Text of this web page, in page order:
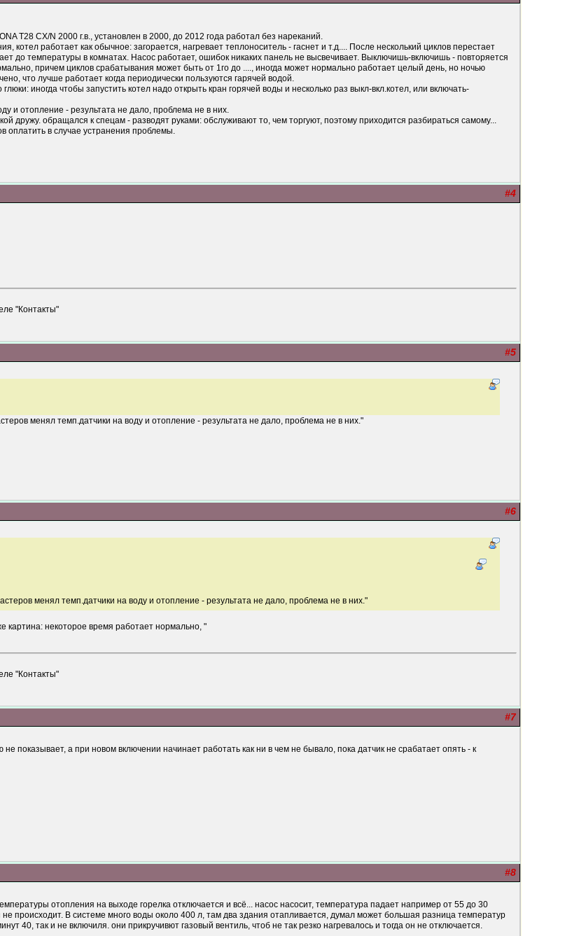
T28 CX/N 2000 г.в., установлен в 2000, до 2012 года работал без нареканий.
котел работает как обычное: загорается, нагревает теплоноситель - гаснет и т.д.... После несколький циклов перестает
до температуры в комнатах. Насос работает, ошибок никаких панель не высвечивает. Выключишь-включишь - повторяется
причем циклов срабатывания может быть от 1го до ...., иногда может нормально работает целый день, но ночью
что лучше работает когда периодически пользуются гарячей водой.
иногда чтобы запустить котел надо открыть кран горячей воды и несколько раз выкл-вкл.котел, или включать-
и отопление - результата не дало, проблема не в них.
дружу. обращался к спецам - разводят руками: обслуживают то, чем торгуют, поэтому приходится разбираться самому...
оплатить в случае устранения проблемы.
#4
"Контакты"
#5
менял темп.датчики на воду и отопление - результата не дало, проблема не в них."
#6
менял темп.датчики на воду и отопление - результата не дало, проблема не в них."
картина: некоторое время работает нормально, "
"Контакты"
#7
показывает, а при новом включении начинает работать как ни в чем не бывало, пока датчик не срабатает опять - к
#8
отопления на выходе горелка отключается и всё... насос насосит, температура падает например от 55 до 30
не происходит. В системе много воды около 400 л, там два здания отапливается, думал может большая разница температур
40, так и не включиля. они прикручивют газовый вентиль, чтоб не так резко нагревалось и тогда он не отключается.